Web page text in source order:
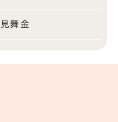
舞金